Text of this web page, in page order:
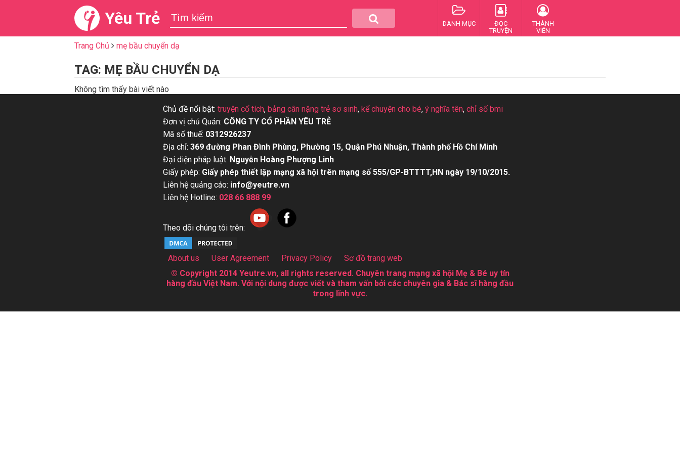
Yêu Trẻ DANH MỤC
ĐỌC
TRUYỆN
THÀNH
VIÊN
Trang Chủ mẹ bầu chuyển dạ
TAG: MẸ BẦU CHUYỂN DẠ
Không tìm thấy bài viết nào
Chủ đề nổi bật: truyện cổ tích, bảng cân nặng trẻ sơ sinh, kể chuyện cho bé, ý nghĩa tên, chỉ số bmi
Đơn vị chủ Quản: CÔNG TY CỔ PHẦN YÊU TRẺ
Mã số thuế: 0312926237
Địa chỉ: 369 đường Phan Đình Phùng, Phường 15, Quận Phú Nhuận, Thành phố Hồ Chí Minh
Đại diện pháp luật: Nguyễn Hoàng Phượng Linh
Giấy phép: Giấy phép thiết lập mạng xã hội trên mạng số 555/GP-BTTTT,HN ngày 19/10/2015.
Liên hệ quảng cáo: info@yeutre.vn
Liên hệ Hotline: 028 66 888 99
Theo dõi chúng tôi trên:
About us User Agreement Privacy Policy
Sơ đồ trang web
© Copyright 2014 Yeutre.vn, all rights reserved. Chuyên trang mạng xã hội Mẹ & Bé uy tín
hàng đầu Việt Nam. Với nội dung được viết và tham vấn bởi các chuyên gia & Bác sĩ hàng đầu
trong lĩnh vực.